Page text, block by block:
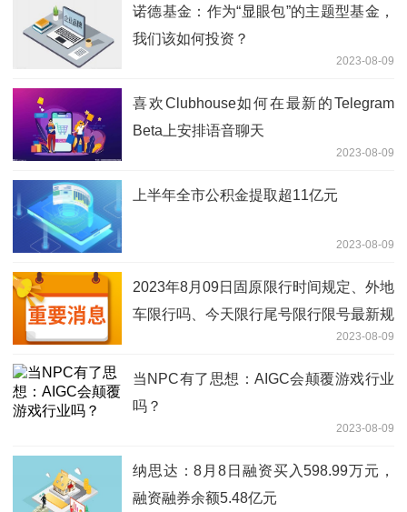
诺德基金：作为“显眼包”的主题型基金，
我们该如何投资？
2023-08-09
喜欢Clubhouse如何在最新的Telegram
Beta上安排语音聊天
2023-08-09
上半年全市公积金提取超11亿元
2023-08-09
2023年8月09日固原限行时间规定、外地
车限行吗、今天限行尾号限行限号最新规
2023-08-09
当NPC有了思想：AIGC会颠覆游戏行业
吗？
2023-08-09
纳思达：8月8日融资买入598.99万元，
融资融券余额5.48亿元